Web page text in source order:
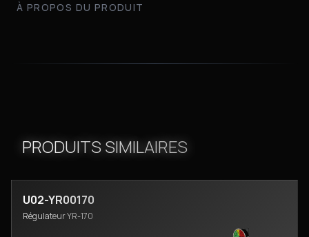
À PROPOS DU PRODUIT
PRODUITS SIMILAIRES
U02-YR00170
Régulateur YR-170